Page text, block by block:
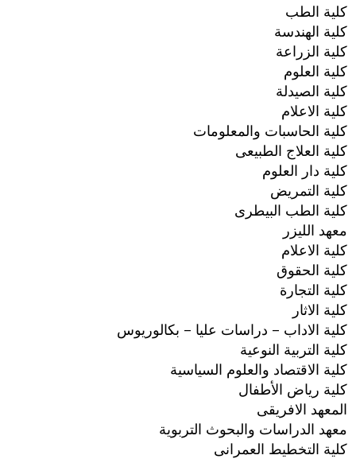
كلية الطب
كلية الهندسة
كلية الزراعة
كلية العلوم
كلية الصيدلة
كلية الاعلام
كلية الحاسبات والمعلومات
كلية العلاج الطبيعى
كلية دار العلوم
كلية التمريض
كلية الطب البيطرى
معهد الليزر
كلية الاعلام
كلية الحقوق
كلية التجارة
كلية الاثار
كلية الاداب – دراسات عليا – بكالوريوس
كلية التربية النوعية
كلية الاقتصاد والعلوم السياسية
كلية رياض الأطفال
المعهد الافريقى
معهد الدراسات والبحوث التربوية
كلية التخطيط العمرانى